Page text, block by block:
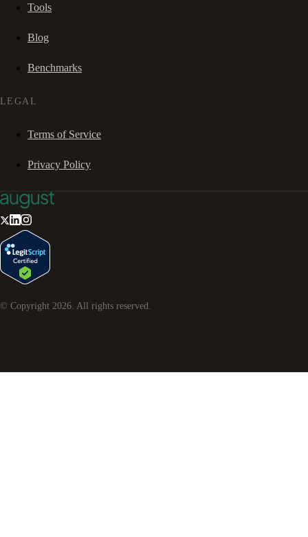
Tools
Blog
Benchmarks
LEGAL
Terms of Service
Privacy Policy
© Copyright 2026 . All rights reserved.